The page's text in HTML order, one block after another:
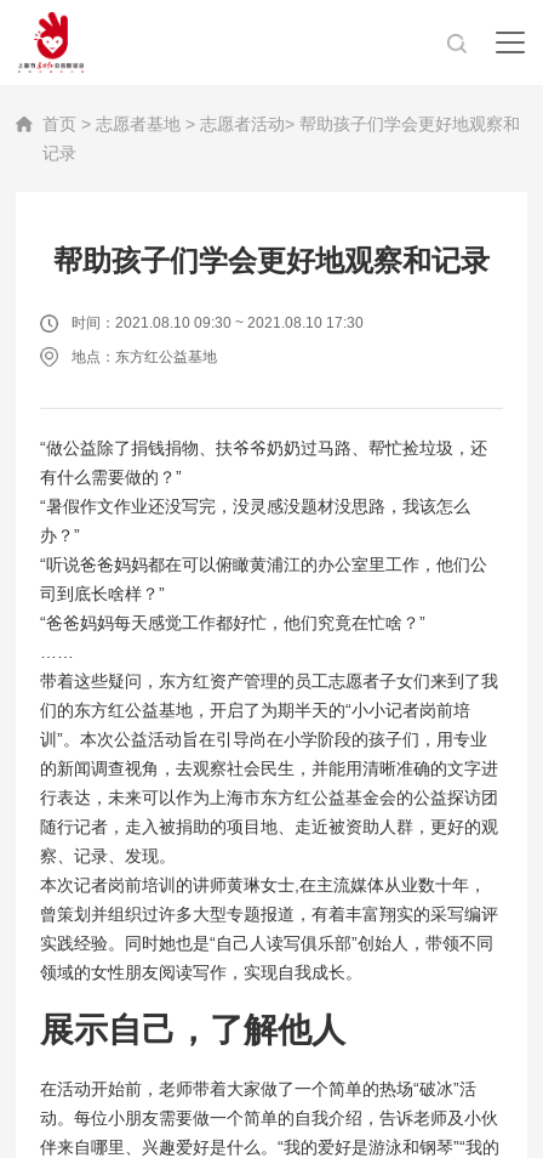
首页 >志愿者基地 >志愿者活动> 帮助孩子们学会更好地观察和
记录
帮助孩子们学会更好地观察和记录
时间：2021.08.10 09:30 ~ 2021.08.10 17:30
地点：东方红公益基地
“做公益除了捐钱捐物、扶爷爷奶奶过马路、帮忙捡垃圾，还
有什么需要做的？”
“暑假作文作业还没写完，没灵感没题材没思路，我该怎么
办？”
“听说爸爸妈妈都在可以俯瞰黄浦江的办公室里工作，他们公
司到底长啥样？”
“爸爸妈妈每天感觉工作都好忙，他们究竟在忙啥？”
带着这些疑问，东方红资产管理的员工志愿者子女们来到了我
们的东方红公益基地，开启了为期半天的“小小记者岗前培
训”。本次公益活动旨在引导尚在小学阶段的孩子们，用专业
的新闻调查视角，去观察社会民生，并能用清晰准确的文字进
行表达，未来可以作为上海市东方红公益基金会的公益探访团
随行记者，走入被捐助的项目地、走近被资助人群，更好的观
察、记录、发现。
本次记者岗前培训的讲师黄琳女士,在主流媒体从业数十年，
曾策划并组织过许多大型专题报道，有着丰富翔实的采写编评
实践经验。同时她也是“自己人读写俱乐部”创始人，带领不同
领域的女性朋友阅读写作，实现自我成长。
展示自己，了解他人
在活动开始前，老师带着大家做了一个简单的热场“破冰”活
动。每位小朋友需要做一个简单的自我介绍，告诉老师及小伙
伴来自哪里、兴趣爱好是什么。“我的爱好是游泳和钢琴”“我的